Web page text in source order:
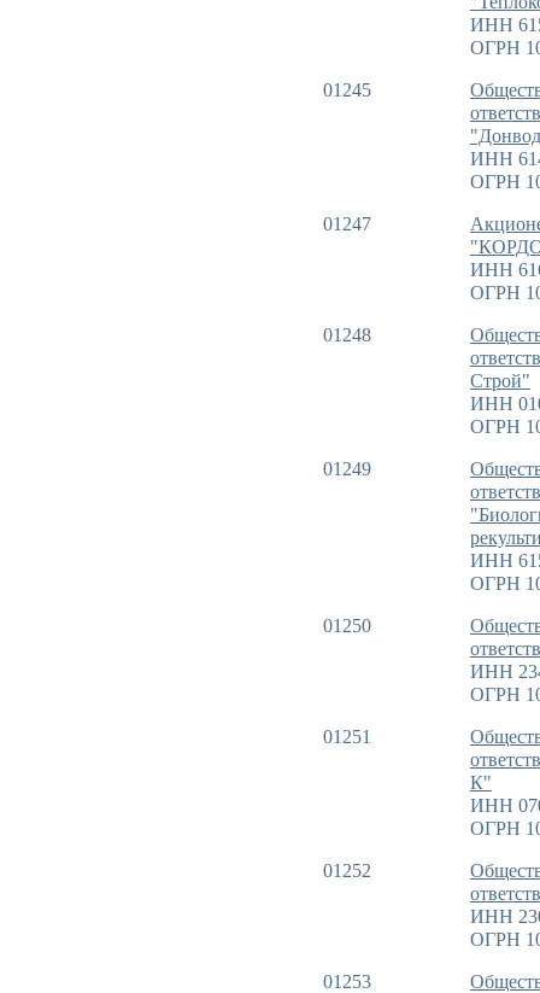
ИНН
ОГРН
01245
ИНН
ОГРН
01247
ИНН
ОГРН
01248
Строй"
ИНН
ОГРН
01249
ИНН
ОГРН
01250
ИНН
ОГРН
01251
К"
ИНН
ОГРН
01252
ИНН
ОГРН
01253